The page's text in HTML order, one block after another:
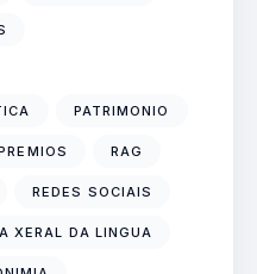
PATRIMONIO
RAG
REDES SOCIAIS
XERAL DA LINGUA